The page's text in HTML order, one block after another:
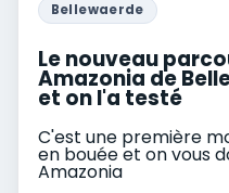
Bellewaerde
Le nouveau
Amazonia de
et on l'a testé
C'est une première
en bouée et on vous
Amazonia